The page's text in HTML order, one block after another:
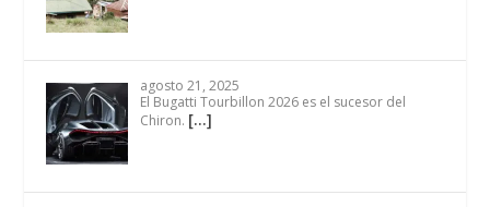
agosto 21, 2025
El Bugatti Tourbillon 2026 es el sucesor del
Chiron. […]